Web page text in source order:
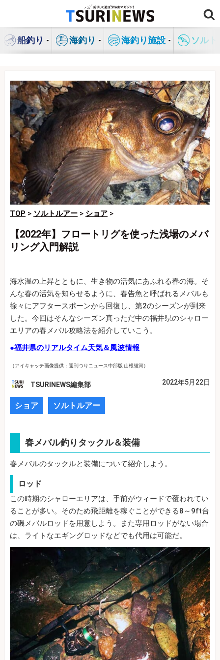
ン
船釣り 海釣り 海釣り施設 ソル
TOP > ソルトルアー > ショア >
【2022年】フロートリグを使った浅場のメバ
リング入門解説
海水温の上昇とともに、生き物の活気にあふれる春の海。そ
んな春の活気を知らせるように、春告魚と呼ばれるメバルも
徐々にアフタースポーンから回復し、第2のシーズンが到来
した。今回はそんなシーズン真っただ中の福井県のシャロー
エリアの春メバル攻略法を紹介していこう。
●福井県のリアルタイム天気＆風波情報
（アイキャッチ画像提供：週刊つりニュース中部版 山根嶺河）
TSURINEWS編集部 2022年5月22日
ショア ソルトルアー
春メバル釣りタックル＆装備
春メバルのタックルと装備について紹介しよう。
ロッド
この時期のシャローエリアは、手前がウィードで覆われてい
ることが多い。そのため飛距離を稼ぐことができる8～9ft台
の磯メバルロッドを用意しよう。また専用ロッドがない場合
は、ライトなエギングロッドなどでも代用は可能だ。